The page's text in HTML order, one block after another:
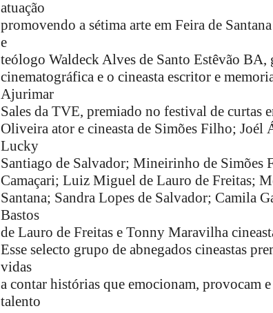
atuação
promovendo a sétima arte em Feira de
e
teólogo Waldeck Alves de Santo Estêvão BA,
cinematográfica e o cineasta escritor e
Ajurimar
Sales da TVE, premiado no festival de curtas
Oliveira ator e cineasta de Simões Filho; Joél
Lucky
Santiago de Salvador; Mineirinho de Simões
Camaçari; Luiz Miguel de Lauro de Freitas;
Santana; Sandra Lopes de Salvador; Camila
Bastos
de Lauro de Freitas e Tonny Maravilha
Esse selecto grupo de abnegados cineastas
vidas
a contar histórias que emocionam, provocam
talento